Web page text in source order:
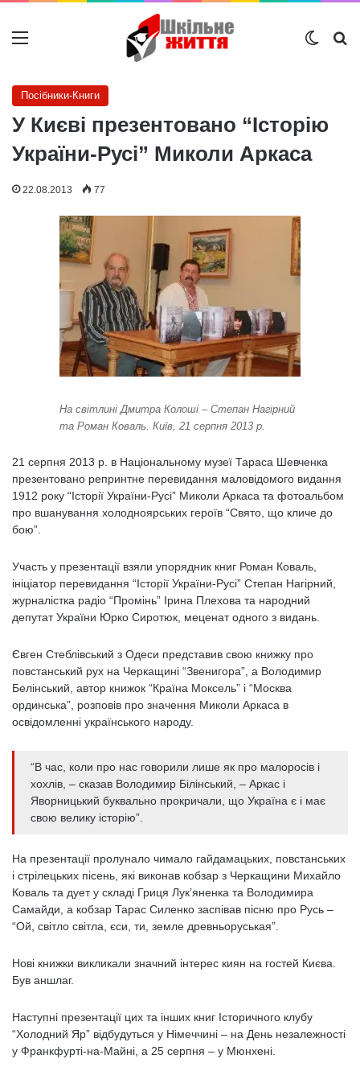
Меню
Посібники-Книги
У Києві презентовано “Історію
України-Русі” Миколи Аркаса
22.08.2013 77
На світлині Дмитра Колоші – Степан Нагірний
та Роман Коваль. Київ, 21 серпня 2013 р.
21 серпня 2013 р. в Національному музеї Тараса Шевченка
презентовано репринтне перевидання маловідомого видання
1912 року “Історії України-Русі” Миколи Аркаса та фотоальбом
про вшанування холодноярських героїв “Свято, що кличе до
бою”.
Участь у презентації взяли упорядник книг Роман Коваль,
ініціатор перевидання “Історії України-Русі” Степан Нагірний,
журналістка радіо “Промінь” Ірина Плехова та народний
депутат України Юрко Сиротюк, меценат одного з видань.
Євген Стеблівський з Одеси представив свою книжку про
повстанський рух на Черкащині “Звенигора”, а Володимир
Белінський, автор книжок “Країна Моксель” і “Москва
ординська”, розповів про значення Миколи Аркаса в
освідомленні українського народу.
“В час, коли про нас говорили лише як про малоросів і
хохлів, – сказав Володимир Білінський, – Аркас і
Яворницький буквально прокричали, що Україна є і має
свою велику історію”.
На презентації пролунало чимало гайдамацьких, повстанських
і стрілецьких пісень, які виконав кобзар з Черкащини Михайло
Коваль та дует у складі Гриця Лук’яненка та Володимира
Самайди, а кобзар Тарас Силенко заспівав пісню про Русь –
“Ой, світло світла, єси, ти, земле древньоруськая”.
Нові книжки викликали значний інтерес киян на гостей Києва.
Був аншлаг.
Наступні презентації цих та інших книг Історичного клубу
“Холодний Яр” відбудуться у Німеччині – на День незалежності
у Франкфурті-на-Майні, а 25 серпня – у Мюнхені.